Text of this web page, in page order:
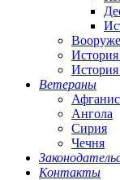
История
Ветераны
Ангола
Сирия
Чечня
Контакты